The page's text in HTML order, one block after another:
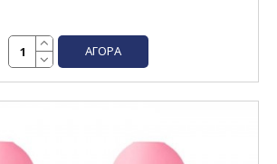
ΑΓΟΡΆ